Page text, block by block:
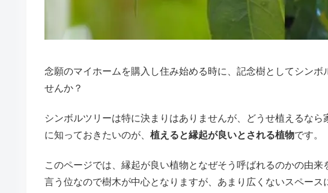
念願のマイホームを購入し住み始める時に、記念樹としてシン
せんか？
シンボルツリーは特に決まりはありませんが、どうせ植えるな
に知っておきたいのが、 植えると縁起が良いとされる植物です。
このページでは、縁起が良い植物となぜそう呼ばれるのかの由
言う位なので樹木が中心となりますが、あまり広くないスペー